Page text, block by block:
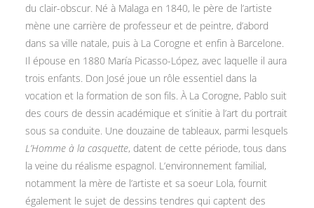
du clair-obscur. Né à Malaga en 1840, le père de l’artiste
mène une carrière de professeur et de peintre, d’abord
dans sa ville natale, puis à La Corogne et enfin à Barcelone.
Il épouse en 1880 María Picasso-López, avec laquelle il aura
trois enfants. Don José joue un rôle essentiel dans la
vocation et la formation de son fils. À La Corogne, Pablo suit
des cours de dessin académique et s’initie à l’art du portrait
sous sa conduite. Une douzaine de tableaux, parmi lesquels
L’Homme à la casquette, datent de cette période, tous dans
la veine du réalisme espagnol. L’environnement familial,
notamment la mère de l’artiste et sa soeur Lola, fournit
également le sujet de dessins tendres qui captent des